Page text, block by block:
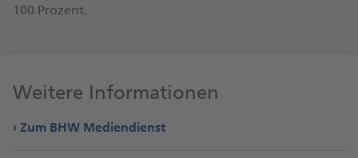
100 Prozent.
Weitere Informationen
Zum BHW Mediendienst